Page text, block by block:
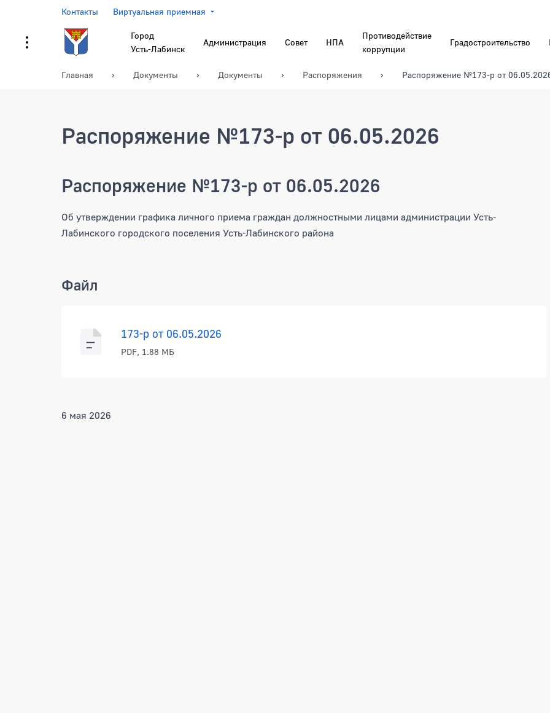
Контакты Виртуальная приемная
Город
Усть-Лабинск
Администрация Совет НПА
Противодействие
коррупции
Градостроительство
Главная Документы Документы Распоряжения Распоряжение №173-р от
Распоряжение №173-р от 06.05.2026
Распоряжение №173-р от 06.05.2026
Об утверждении графика личного приема граждан должностными лицами администрации Усть-
Лабинского городского поселения Усть-Лабинского района
Файл
173-р от 06.05.2026
PDF, 1.88 МБ
6 мая 2026